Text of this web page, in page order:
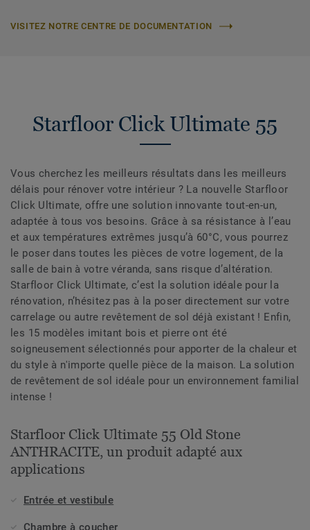
VISITEZ NOTRE CENTRE DE DOCUMENTATION
Starfloor Click Ultimate 55
Vous cherchez les meilleurs résultats dans les meilleurs
délais pour rénover votre intérieur ? La nouvelle Starfloor
Click Ultimate, offre une solution innovante tout-en-un,
adaptée à tous vos besoins. Grâce à sa résistance à l’eau
et aux températures extrêmes jusqu’à 60°C, vous pourrez
le poser dans toutes les pièces de votre logement, de la
salle de bain à votre véranda, sans risque d’altération.
Starfloor Click Ultimate, c’est la solution idéale pour la
rénovation, n’hésitez pas à la poser directement sur votre
carrelage ou autre revêtement de sol déjà existant ! Enfin,
les 15 modèles imitant bois et pierre ont été
soigneusement sélectionnés pour apporter de la chaleur et
du style à n'importe quelle pièce de la maison. La solution
de revêtement de sol idéale pour un environnement familial
intense !
Starfloor Click Ultimate 55 Old Stone
ANTHRACITE, un produit adapté aux
applications
Entrée et vestibule
Chambre à coucher